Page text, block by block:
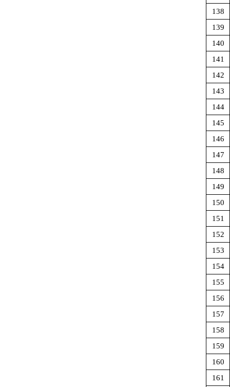
138
139
140
141
142
143
144
145
146
147
148
149
150
151
152
153
154
155
156
157
158
159
160
161